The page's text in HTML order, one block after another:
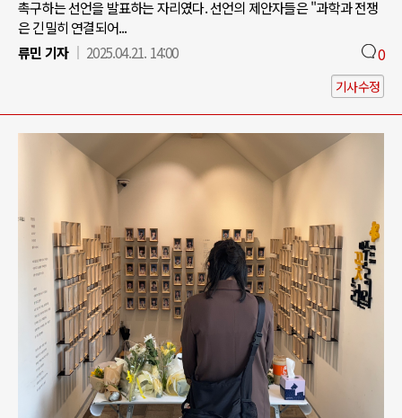
촉구하는 선언을 발표하는 자리였다. 선언의 제안자들은 "과학과 전쟁
은 긴밀히 연결되어...
류민 기자
2025.04.21. 14:00 0
기사수정